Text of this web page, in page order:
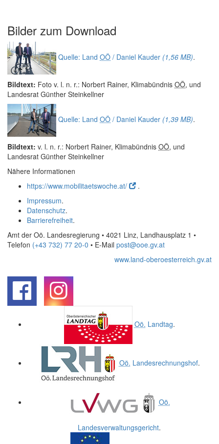
Bilder zum Download
Quelle: Land OÖ / Daniel Kauder (1,56 MB).
Bildtext: Foto v. l. n. r.: Norbert Rainer, Klimabündnis OÖ, und
Landesrat Günther Steinkellner
Quelle: Land OÖ / Daniel Kauder (1,39 MB).
Bildtext: v. l. n. r.: Norbert Rainer, Klimabündnis OÖ, und
Landesrat Günther Steinkellner
Nähere Informationen
https://www.mobilitaetswoche.at/
.
Impressum.
Datenschutz.
Barrierefreiheit.
Amt der Oö. Landesregierung • 4021 Linz, Landhausplatz 1 •
Telefon (+43 732) 77 20-0 • E-Mail post@ooe.gv.at
www.land-oberoesterreich.gv.at
Oö. Landtag.
Oö. Landesrechnungshof.
Oö.
Landesverwaltungsgericht.